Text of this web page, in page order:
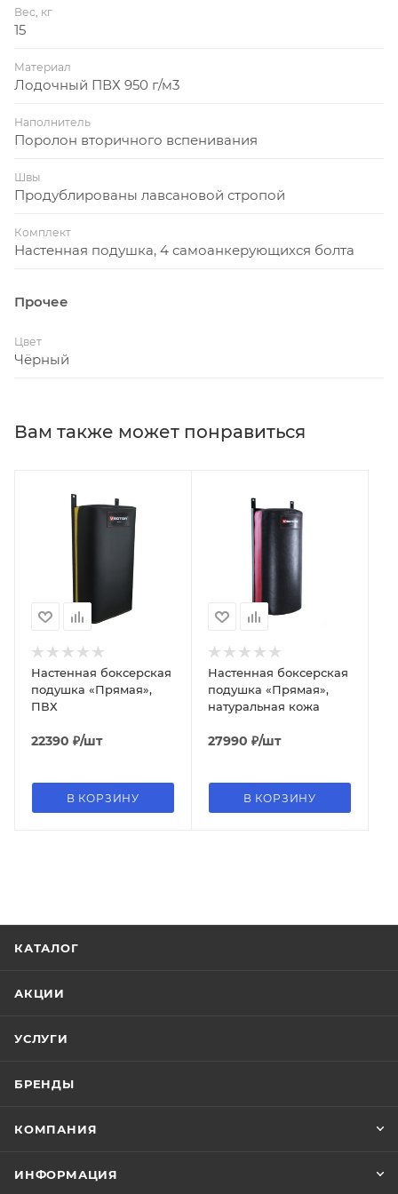
Вес, кг
15
Материал
Лодочный ПВХ 950 г/м3
Наполнитель
Поролон вторичного вспенивания
Швы
Продублированы лавсановой стропой
Комплект
Настенная подушка, 4 самоанкерующихся болта
Прочее
Цвет
Чёрный
Вам также может понравиться
Настенная боксерская
подушка «Прямая»,
ПВХ
22390 ₽/шт
В КОРЗИНУ
Настенная боксерская
подушка «Прямая»,
натуральная кожа
27990 ₽/шт
В КОРЗИНУ
КАТАЛОГ
АКЦИИ
УСЛУГИ
БРЕНДЫ
КОМПАНИЯ
ИНФОРМАЦИЯ